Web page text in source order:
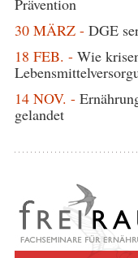
30 MÄRZ - DGE
18 FEB. - Wie
14 NOV. -
gelandet